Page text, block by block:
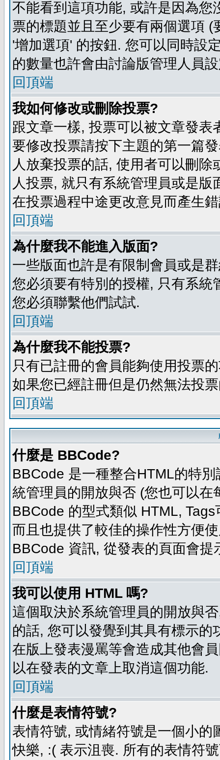
不能看到這項功能, 或許是因為
票的標題並且至少要有兩個選項
'增加選項' 的按鈕. 您可以同時設
的數量也許會由討論版管理人員
回頂端
我如何修改或刪除投票?
跟文章一樣, 投票可以被文章發
要修改投票請按下主題的第一篇
人放棄投票的話, 使用者可以刪
人投票, 就只有系統管理員或是
在投票過程中途更改意見而產生
回頂端
為什麼我不能進入版面?
一些版面也許是有限制會員或是
您必須要有特別的授權, 只有系
您必須聯繫他們試試.
回頂端
為什麼我不能投票?
只有已註冊的會員能夠使用投票
如果您已經註冊但是仍然無法投
回頂端
什麼是 BBCode?
BBCode 是一種整合HTML的特
統管理員的開放與否 (您也可以
BBCode 的型式類似 HTML,
而且也提供了較佳的操作性方便
BBCode 資訊, 從發表的頁面會提
回頂端
我可以使用 HTML 嗎?
這個取決於系統管理員的開放與
的話, 您可以發覺到其具有標示
在版上發表漫罵等會造成其他會
以在發表的文章上取消這個功能.
回頂端
什麼是表情符號?
表情符號, 或情緒符號是一個小
快樂, :( 表示沮喪. 所有的表情符